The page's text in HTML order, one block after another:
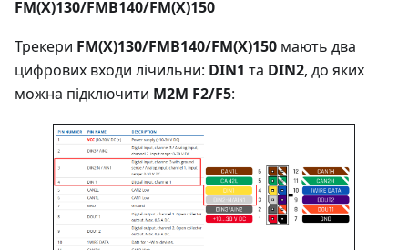
FM(X)130/FMB140/FM(X)150
Трекери FM(X)130/FMB140/FM(X)150 мають два
цифрових входи лічильни: DIN1 та DIN2, до яких
можна підключити M2M F2/F5: